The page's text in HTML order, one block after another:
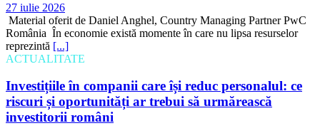
27 iulie 2026
Material oferit de Daniel Anghel, Country Managing Partner PwC
România În economie există momente în care nu lipsa resurselor
reprezintă [...]
ACTUALITATE
Investițiile în companii care își reduc personalul: ce
riscuri și oportunități ar trebui să urmărească
investitorii români